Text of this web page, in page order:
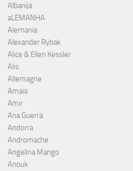
Albanija
aLEMANHA
Alemania
Alexander Rybak
Alice & Ellen Kessler
Alis
Allemagne
Amaia
Amir
Ana Guerra
Andorra
Andromache
Angelina Mango
Anouk